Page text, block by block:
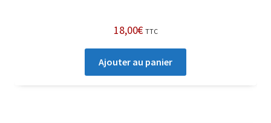
18,00€ TTC
Ajouter au panier